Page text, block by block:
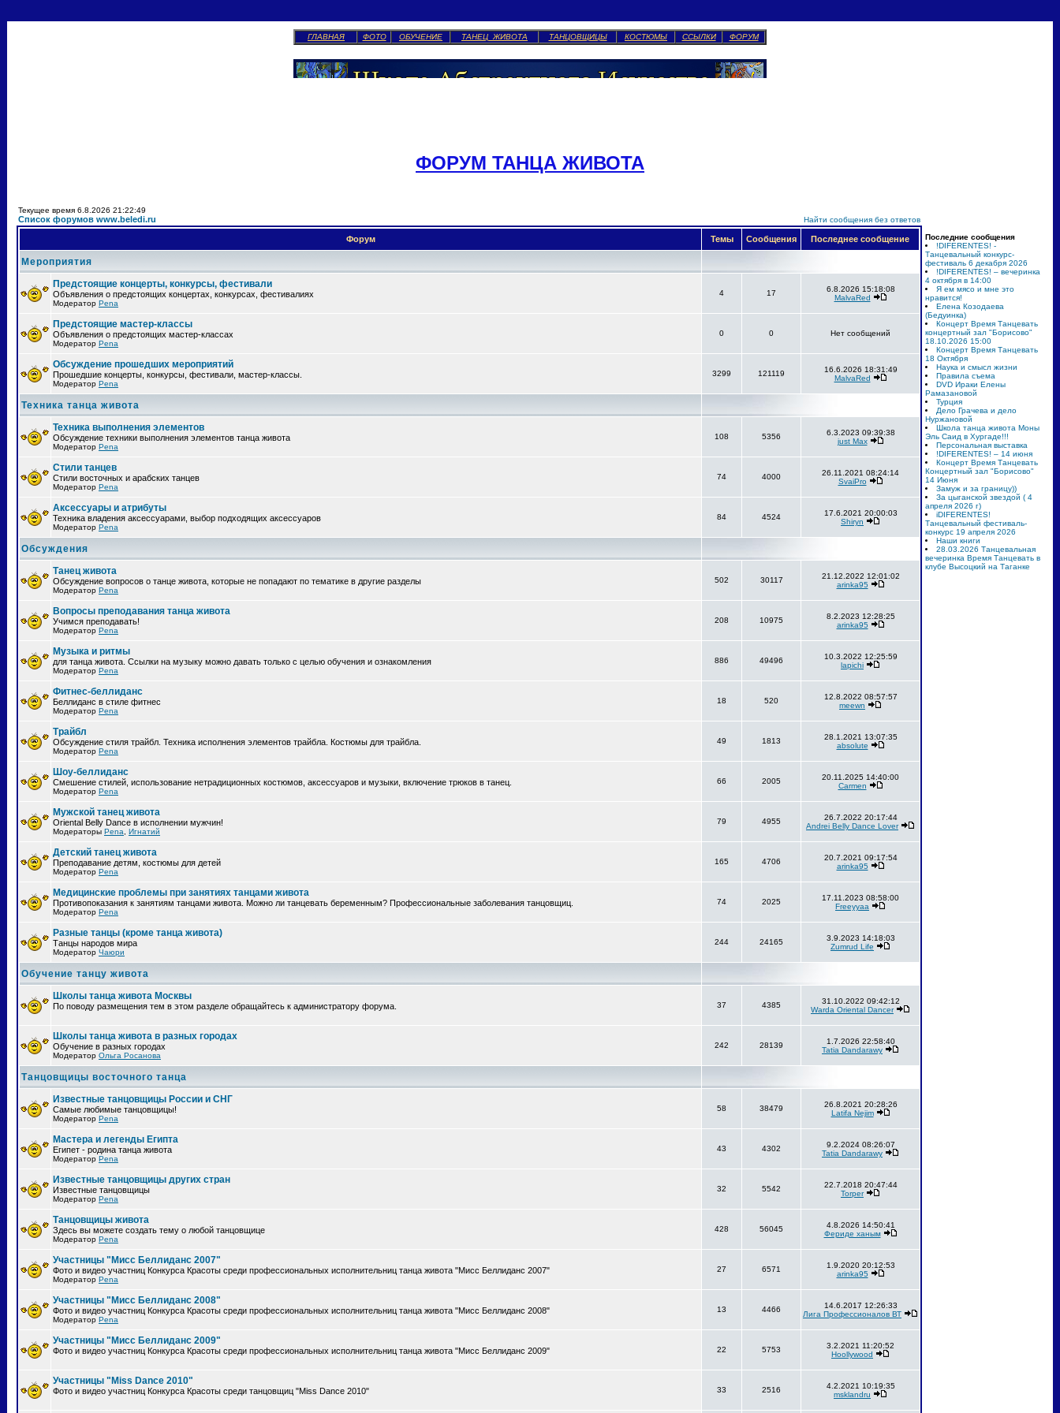
ГЛАВНАЯ ФОТО ОБУЧЕНИЕ ТАНЕЦ ЖИВОТА ТАНЦОВЩИЦЫ КОСТЮМЫ ССЫЛКИ ФОРУМ
ФОРУМ ТАНЦА ЖИВОТА
Текущее время 6.8.2026 21:22:49
Список форумов www.beledi.ru Найти сообщения без ответов
Форум Темы Сообщения Последнее сообщение
Мероприятия
Предстоящие концерты, конкурсы, фестивали
Объявления о предстоящих концертах, конкурсах, фестивалиях
Модератор Pena
4 17
6.8.2026 15:18:08
MalvaRed
Предстоящие мастер-классы
Объявления о предстоящих мастер-классах
Модератор Pena
0 0 Нет сообщений
Обсуждение прошедших мероприятий
Прошедшие концерты, конкурсы, фестивали, мастер-классы.
Модератор Pena
3299 121119
16.6.2026 18:31:49
MalvaRed
Техника танца живота
Техника выполнения элементов
Обсуждение техники выполнения элементов танца живота
Модератор Pena
108 5356
6.3.2023 09:39:38
just Max
Стили танцев
Стили восточных и арабских танцев
Модератор Pena
74 4000
26.11.2021 08:24:14
SvaiPro
Аксессуары и атрибуты
Техника владения аксессуарами, выбор подходящих аксессуаров
Модератор Pena
84 4524
17.6.2021 20:00:03
Shiryn
Обсуждения
Танец живота
Обсуждение вопросов о танце живота, которые не попадают по тематике в другие разделы
Модератор Pena
502 30117
21.12.2022 12:01:02
arinka95
Вопросы преподавания танца живота
Учимся преподавать!
Модератор Pena
208 10975
8.2.2023 12:28:25
arinka95
Музыка и ритмы
для танца живота. Ссылки на музыку можно давать только с целью обучения и ознакомления
Модератор Pena
886 49496
10.3.2022 12:25:59
lapichi
Фитнес-беллиданс
Беллиданс в стиле фитнес
Модератор Pena
18 520
12.8.2022 08:57:57
meewn
Трайбл
Обсуждение стиля трайбл. Техника исполнения элементов трайбла. Костюмы для трайбла.
Модератор Pena
49 1813
28.1.2021 13:07:35
absolute
Шоу-беллиданс
Смешение стилей, использование нетрадиционных костюмов, аксессуаров и музыки, включение трюков в танец.
Модератор Pena
66 2005
20.11.2025 14:40:00
Carmen
Мужской танец живота
Oriental Belly Dance в исполнении мужчин!
Модераторы Pena Игнатий
79 4955
26.7.2022 20:17:44
Andrei Belly Dance Lover
Детский танец живота
Преподавание детям, костюмы для детей
Модератор Pena
165 4706
20.7.2021 09:17:54
arinka95
Медицинские проблемы при занятиях танцами живота
Противопоказания к занятиям танцами живота. Можно ли танцевать беременным? Профессиональные заболевания танцовщиц.
Модератор Pena
74 2025
17.11.2023 08:58:00
Freeyyaa
Разные танцы (кроме танца живота)
Танцы народов мира
Модератор Чаюри
244 24165
3.9.2023 14:18:03
Zumrud Life
Обучение танцу живота
Школы танца живота Москвы
По поводу размещения тем в этом разделе обращайтесь к администратору форума. 37 4385
31.10.2022 09:42:12
Warda Oriental Dancer
Школы танца живота в разных городах
Обучение в разных городах
Модератор Ольга Росанова
242 28139
1.7.2026 22:58:40
Tatia Dandarawy
Танцовщицы восточного танца
Известные танцовщицы России и СНГ
Самые любимые танцовщицы!
Модератор Pena
58 38479
26.8.2021 20:28:26
Latifa Nejim
Мастера и легенды Египта
Египет - родина танца живота
Модератор Pena
43 4302
9.2.2024 08:26:07
Tatia Dandarawy
Известные танцовщицы других стран
Известные танцовщицы
Модератор Pena
32 5542
22.7.2018 20:47:44
Torper
Танцовщицы живота
Здесь вы можете создать тему о любой танцовщице
Модератор Pena
428 56045
4.8.2026 14:50:41
Фериде ханым
Участницы "Мисс Беллиданс 2007"
Фото и видео участниц Конкурса Красоты среди профессиональных исполнительниц танца живота "Мисс Беллиданс 2007"
Модератор Pena
27 6571
1.9.2020 20:12:53
arinka95
Участницы "Мисс Беллиданс 2008"
Фото и видео участниц Конкурса Красоты среди профессиональных исполнительниц танца живота "Мисс Беллиданс 2008"
Модератор Pena
13 4466
14.6.2017 12:26:33
Лига Профессионалов ВТ
Участницы "Мисс Беллиданс 2009"
Фото и видео участниц Конкурса Красоты среди профессиональных исполнительниц танца живота "Мисс Беллиданс 2009" 22 5753
3.2.2021 11:20:52
Hoollywood
Участницы "Miss Dance 2010"
Фото и видео участниц Конкурса Красоты среди танцовщиц "Miss Dance 2010" 33 2516
4.2.2021 10:19:35
msklandru
Последние сообщения
!DIFERENTES! -
Танцевальный конкурс-
фестиваль 6 декабря 2026
!DIFERENTES! – вечеринка
4 октября в 14:00
Я ем мясо и мне это
нравится!
Елена Козодаева
(Бедуинка)
Концерт Время Танцевать
концертный зал "Борисово"
18.10.2026 15:00
Концерт Время Танцевать
18 Октября
Наука и смысл жизни
Правила съема
DVD Ираки Елены
Рамазановой
Турция
Дело Грачева и дело
Нуржановой
Школа танца живота Моны
Эль Саид в Хургаде!!!
Персональная выставка
!DIFERENTES! – 14 июня
Концерт Время Танцевать
Концертный зал "Борисово"
14 Июня
Замуж и за границу))
За цыганской звездой ( 4
апреля 2026 г)
iDIFERENTES!
Танцевальный фестиваль-
конкурс 19 апреля 2026
Наши книги
28.03.2026 Танцевальная
вечеринка Время Танцевать в
клубе Высоцкий на Таганке